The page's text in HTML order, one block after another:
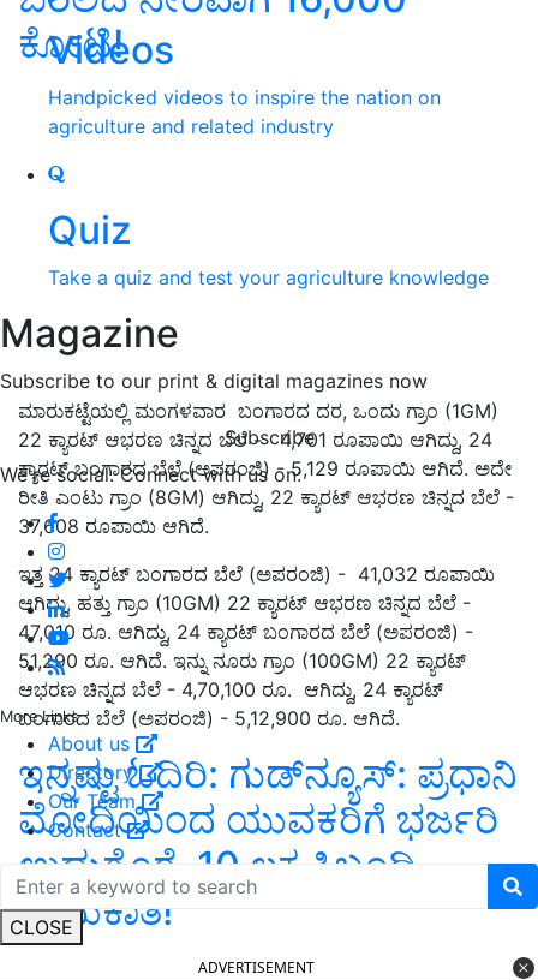
Videos
Handpicked videos to inspire the nation on
agriculture and related industry
Quiz
Take a quiz and test your agriculture knowledge
Magazine
Subscribe to our print & digital magazines now
Subscribe
We're social. Connect with us on:
More Links
About us
Directory
Our Team
Contact
CLOSE
ಕೋಟಿ!
ಮಾರುಕಟ್ಟೆಯಲ್ಲಿ ಮಂಗಳವಾರ ಬಂಗಾರದ ದರ, ಒಂದು ಗ್ರಾಂ (1GM)
22 ಕ್ಯಾರಟ್ ಆಭರಣ ಚಿನ್ನದ ಬೆಲೆ - 4,701 ರೂಪಾಯಿ ಆಗಿದ್ದು, 24
ಕ್ಯಾರಟ್ ಬಂಗಾರದ ಬೆಲೆ (ಅಪರಂಜಿ) - 5,129 ರೂಪಾಯಿ ಆಗಿದೆ. ಅದೇ
ರೀತಿ ಎಂಟು ಗ್ರಾಂ (8GM) ಆಗಿದ್ದು, 22 ಕ್ಯಾರಟ್ ಆಭರಣ ಚಿನ್ನದ ಬೆಲೆ -
37,608 ರೂಪಾಯಿ ಆಗಿದೆ.
ಇತ್ತ 24 ಕ್ಯಾರಟ್ ಬಂಗಾರದ ಬೆಲೆ (ಅಪರಂಜಿ) - 41,032 ರೂಪಾಯಿ
ಆಗಿದ್ದು, ಹತ್ತು ಗ್ರಾಂ (10GM) 22 ಕ್ಯಾರಟ್ ಆಭರಣ ಚಿನ್ನದ ಬೆಲೆ -
47,010 ರೂ. ಆಗಿದ್ದು, 24 ಕ್ಯಾರಟ್ ಬಂಗಾರದ ಬೆಲೆ (ಅಪರಂಜಿ) -
51,290 ರೂ. ಆಗಿದೆ. ಇನ್ನು ನೂರು ಗ್ರಾಂ (100GM) 22 ಕ್ಯಾರಟ್
ಆಭರಣ ಚಿನ್ನದ ಬೆಲೆ - 4,70,100 ರೂ. ಆಗಿದ್ದು, 24 ಕ್ಯಾರಟ್
ಬಂಗಾರದ ಬೆಲೆ (ಅಪರಂಜಿ) - 5,12,900 ರೂ. ಆಗಿದೆ.
ಇನ್ನಷ್ಟು ಓದಿರಿ: ಗುಡ್‌ನ್ಯೂಸ್‌: ಪ್ರಧಾನಿ
ಮೋದಿಯಿಂದ ಯುವಕರಿಗೆ ಭರ್ಜರಿ
ಉಡುಗೊರೆ, 10 ಲಕ್ಷ ಸಿಬ್ಬಂದಿ
ನೇಮಕಾತಿ!
ADVERTISEMENT